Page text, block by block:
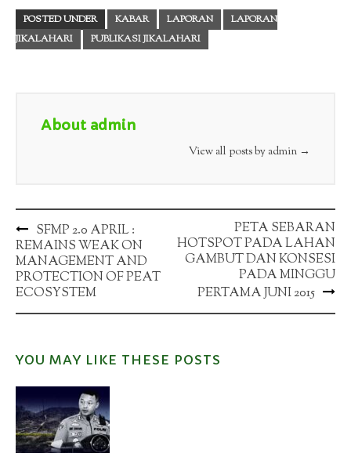
POSTED UNDER KABAR LAPORAN
LAPORAN
JIKALAHARI
PUBLIKASI JIKALAHARI
About admin
View all posts by admin →
Post
navigation
SFMP 2.0 APRIL :
REMAINS WEAK ON
MANAGEMENT AND
PROTECTION OF PEAT
ECOSYSTEM
PETA SEBARAN
HOTSPOT PADA LAHAN
GAMBUT DAN KONSESI
PADA MINGGU
PERTAMA JUNI 2015
YOU MAY LIKE THESE POSTS